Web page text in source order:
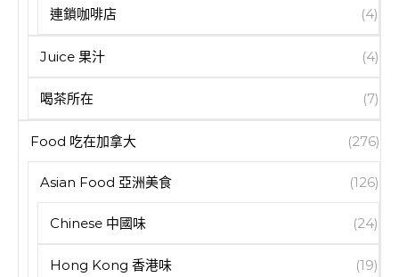
連鎖咖啡店 (4)
Juice 果汁 (4)
喝茶所在 (7)
Food 吃在加拿大 (276)
Asian Food 亞洲美食 (126)
Chinese 中國味 (24)
Hong Kong 香港味 (19)